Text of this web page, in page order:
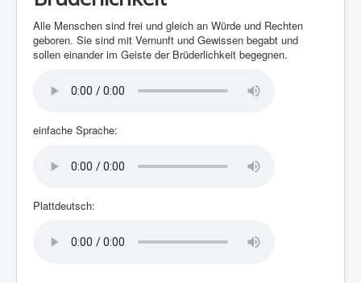
Alle Menschen sind frei und gleich an Würde und Rechten
geboren. Sie sind mit Vernunft und Gewissen begabt und
sollen einander im Geiste der Brüderlichkeit begegnen.
einfache Sprache:
Plattdeutsch: